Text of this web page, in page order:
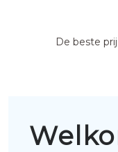
De beste